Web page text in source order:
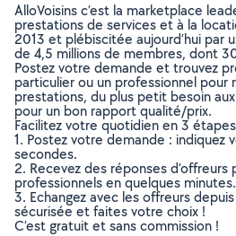
AlloVoisins c’est la marketplace
prestations de services et à la
2013 et plébiscitée aujourd’hui par
de 4,5 millions de membres, dont
Postez votre demande et trouvez
particulier ou un professionnel pour
prestations, du plus petit besoin
pour un bon rapport qualité/prix.
Facilitez votre quotidien en 3
1. Postez votre demande : indiquez
secondes.
2. Recevez des réponses
professionnels en quelques minutes.
3. Echangez avec les offreurs
sécurisée et faites votre choix !
C’est gratuit et sans commission !